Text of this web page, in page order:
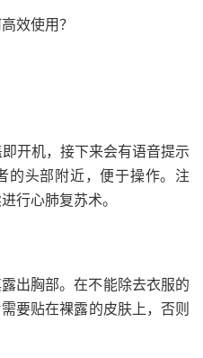
效使用？
开机，接下来会有语音提示
的头部附近，便于操作。注
行心肺复苏术。
出胸部。在不能除去衣服的
要贴在裸露的皮肤上，否则